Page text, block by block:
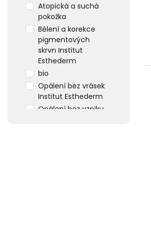
Atopická a suchá
pokožka
Bělení a korekce
pigmentových
skrvn Institut
Esthederm
bio
Opálení bez vrásek
Institut Esthederm
Opálení bez vzniku